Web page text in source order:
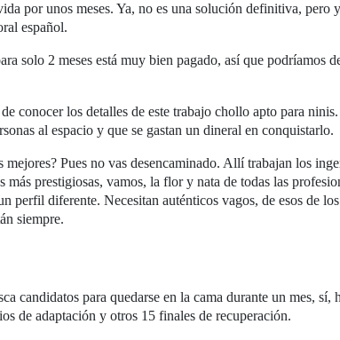
por unos meses. Ya, no es una solución definitiva, pero
español.
solo 2 meses está muy bien pagado, así que podríamos
conocer los detalles de este trabajo chollo apto para
al espacio y que se gastan un dineral en conquistarlo.
Pues no vas desencaminado. Allí trabajan los
prestigiosas, vamos, la flor y nata de todas las
perfil diferente. Necesitan auténticos vagos, de esos de
siempre.
candidatos para quedarse en la cama durante un mes, sí,
de adaptación y otros 15 finales de recuperación.